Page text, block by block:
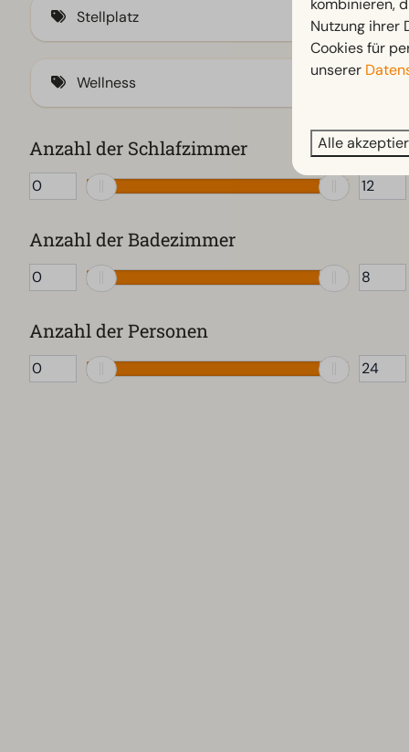
Walibi Holland
Minigolf (2)
Sportplatz
Umzäunter Garten (1)
Stellplatz
Wellness
Infrarot / traditionelle Sauna (kombiniert)
Infrarot-Sauna
Whirlpool
Traditionelle Sauna
Anzahl der Schlafzimmer
Anzahl der Badezimmer
Anzahl der Personen
Nutzung ihrer
Cookies für
unserer
Alle